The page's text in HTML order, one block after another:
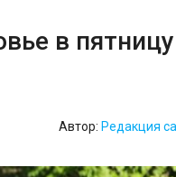
в пятницу
Автор: Редакция